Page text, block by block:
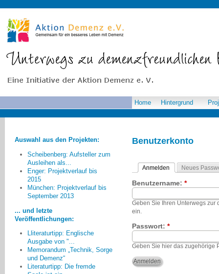
Benutzerkonto
Anmelden Neues
Benutzername: *
Geben Sie Ihren Unterwegs
ein.
Passwort: *
Geben Sie hier das zugehörige
Home Hintergrund
Auswahl aus den Projekten:
Scheibenberg: Aufsteller zum
Ausleihen als...
Enger: Projektverlauf bis
2015
München: Projektverlauf bis
September 2013
... und letzte
Veröffentlichungen:
Lliteraturtipp: Englische
Ausgabe von "...
Memorandum „Technik, Sorge
und Demenz“
Literaturtipp: Die fremde
Wir haben in unserem Projekt
erlebt, dass es möglich ist,
entwickeln und dass eine
Zusammenarbeit zwischen von
Demenz Betroffenen,
bürgerschaftlich Engagierten und
professionellen Akteuren fruchtbar
sein und jeder auf seine Art einen
kleinen Teil zur Lösung beitragen